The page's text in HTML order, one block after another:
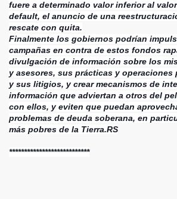
fuere a determinado valor inferior al
default, el anuncio de una
rescate con quita.
Finalmente los gobiernos podrían
campañas en contra de estos fondos
divulgación de información sobre los
y asesores, sus prácticas y operaciones
y sus litigios, y crear mecanismos de
información que adviertan a otros del
con ellos, y eviten que puedan
problemas de deuda soberana, en
más pobres de la Tierra.RS
***************************